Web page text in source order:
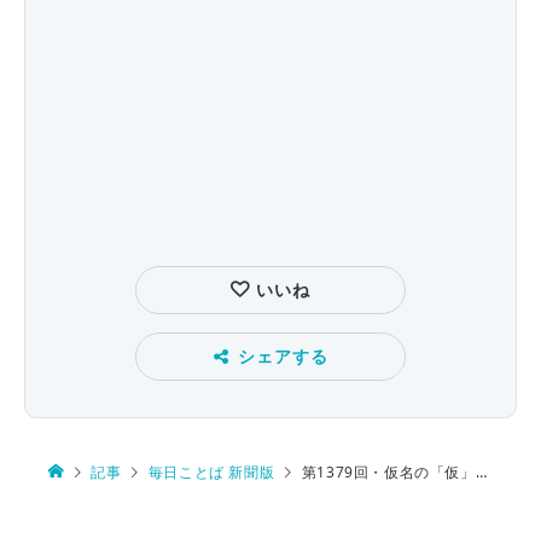
いいね
シェアする
記事 毎日ことば 新聞版 第1379回・仮名の「仮」 由来は…